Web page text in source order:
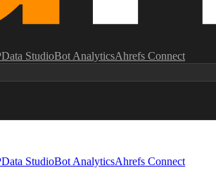
Data StudioBot AnalyticsAhrefs Connect
Data StudioBot AnalyticsAhrefs Connect